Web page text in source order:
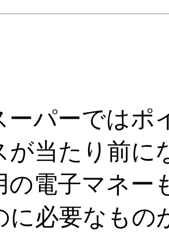
ーパーではポ
が当たり前に
の電子マネー
に必要なもの